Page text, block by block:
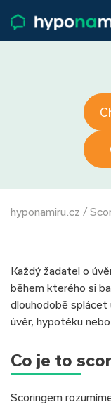
Životní
Pojištění
O nás
800 688 388
Přihlásit
hyponamiru.cz /
Každý žadatel o
během kterého si
dlouhodobě splácet
úvěr, hypotéku
Co je to
Scoringem